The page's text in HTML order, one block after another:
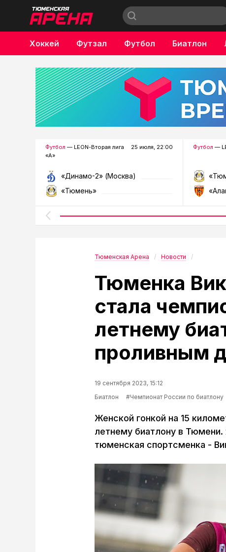
Хоккей Футзал Футбол Биатлон
Бокс
Футбол — LEON-Вторая лига
«А»
25 июля, 22:00
«Динамо-2» (Москва)
«Тюмень»
Футбол —
Тюменская Арена Новости
Тюменка
стала
летнему
проливным
19 сентября 2023, 15:12
Биатлон
#Чемпионат России по биатлону
Женской гонкой на 15
летнему биатлону в
тюменская спортсменка -